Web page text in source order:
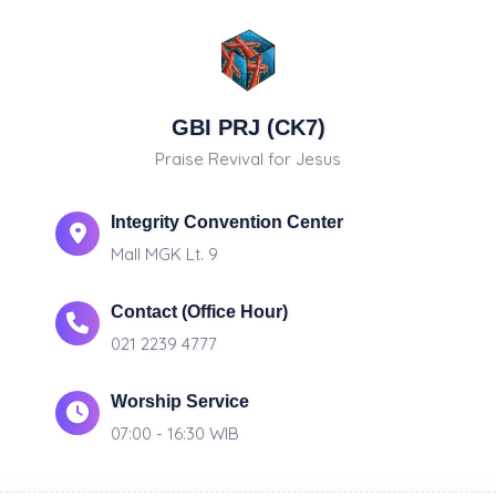
GBI PRJ (CK7)
Praise Revival for Jesus
Integrity Convention Center
Mall MGK Lt. 9
Contact (Office Hour)
021 2239 4777
Worship Service
07:00 - 16:30 WIB